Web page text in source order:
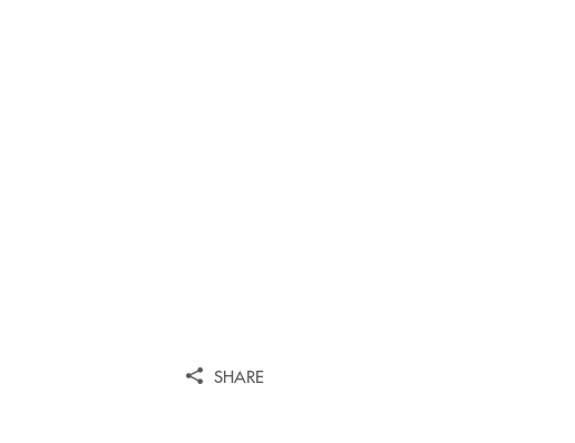
SHARE